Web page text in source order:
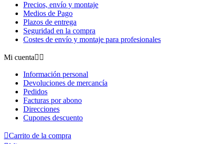
Precios, envío y montaje
Medios de Pago
Plazos de entrega
Seguridad en la compra
Costes de envío y montaje para profesionales
Mi cuenta 
Información personal
Devoluciones de mercancía
Pedidos
Facturas por abono
Direcciones
Cupones descuento
Carrito de la compra